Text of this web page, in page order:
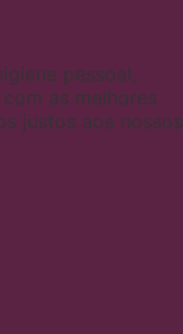
pessoal,
as melhores
justos aos nossos